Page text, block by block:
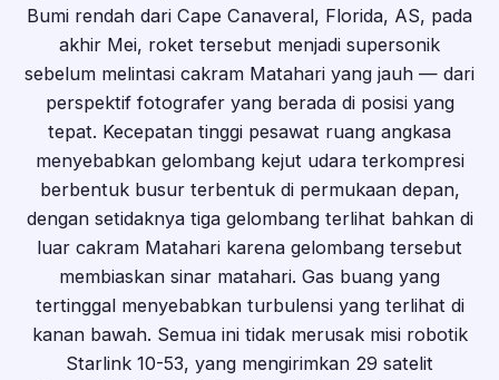
Bumi rendah dari Cape Canaveral, Florida, AS, pada
akhir Mei, roket tersebut menjadi supersonik
sebelum melintasi cakram Matahari yang jauh — dari
perspektif fotografer yang berada di posisi yang
tepat. Kecepatan tinggi pesawat ruang angkasa
menyebabkan gelombang kejut udara terkompresi
berbentuk busur terbentuk di permukaan depan,
dengan setidaknya tiga gelombang terlihat bahkan di
luar cakram Matahari karena gelombang tersebut
membiaskan sinar matahari. Gas buang yang
tertinggal menyebabkan turbulensi yang terlihat di
kanan bawah. Semua ini tidak merusak misi robotik
Starlink 10-53, yang mengirimkan 29 satelit